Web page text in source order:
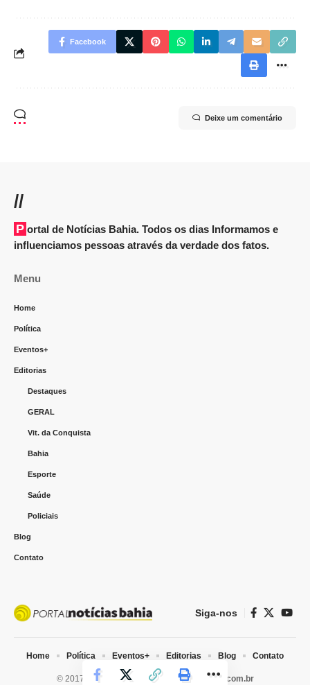
Facebook
Deixe um comentário
//
Portal de Notícias Bahia. Todos os dias Informamos e
influenciamos pessoas através da verdade dos fatos.
Menu
Home
Política
Eventos+
Editorias
Destaques
GERAL
Vit. da Conquista
Bahia
Esporte
Saúde
Policiais
Blog
Contato
Siga-nos
© 2017-2025 Portal Notícias Bahia I webtiva.com.br
Home Política Eventos+ Editorias Blog Contato